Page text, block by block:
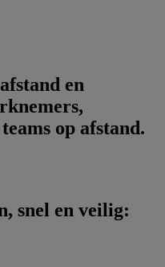
en
op afstand.
snel en veilig: